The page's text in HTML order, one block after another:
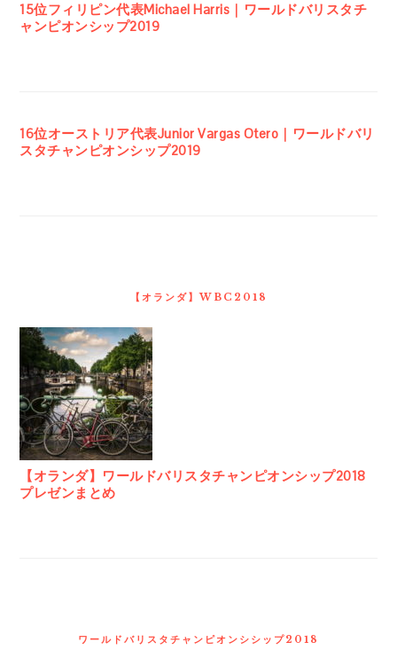
15位フィリピン代表Michael Harris｜ワールドバリスタチ
ャンピオンシップ2019
16位オーストリア代表Junior Vargas Otero｜ワールドバリ
スタチャンピオンシップ2019
【オランダ】WBC2018
【オランダ】ワールドバリスタチャンピオンシップ2018
プレゼンまとめ
ワールドバリスタチャンピオンシシップ2018